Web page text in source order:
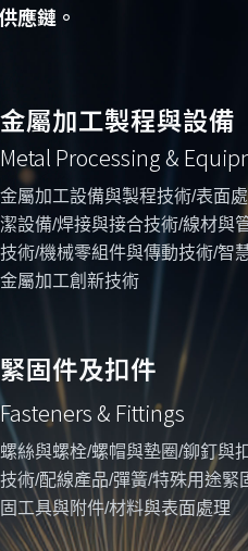
應鏈。
金屬加工製程與設備
Metal Processing &
金屬加工設備與製程技術/表面
潔設備/焊接與接合技術/線材與
技術/機械零組件與傳動技術/智
金屬加工創新技術
緊固件及扣件
Fasteners & Fittings
螺絲與螺栓/螺帽與墊圈/鉚釘與
技術/配線產品/彈簧/特殊用途緊
固工具與附件/材料與表面處理